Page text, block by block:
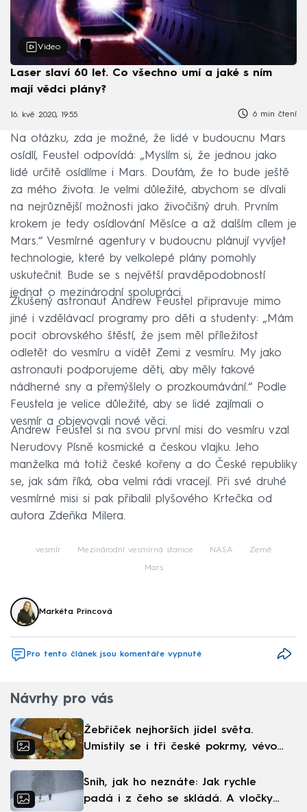
Video
Laser slaví 60 let. Co všechno umí a jaké s ním
mají vědci plány?
16. kvě 2020, 19:55 6 min čtení
Na otázku, zda je možné, že lidé v budoucnu Mars
osídlí, Feustel odpovídá: „Myslím si, že jednou jako
lidé určitě osídlíme i Mars. Doufám, že to bude ještě
za mého života. Je velmi důležité, abychom se dívali
na nejrůznější možnosti jako živočišný druh. Prvním
krokem je tedy osídlování Měsíce a až dalším cílem je
Mars.“ Vesmírné agentury v budoucnu plánují vyvíjet
technologie, které by velkolepé plány pomohly
uskutečnit. Bude se s největší pravděpodobností
jednat o mezinárodní spolupráci.
Zkušený astronaut Andrew Feustel připravuje mimo
jiné i vzdělávací programy pro děti a studenty: „Mám
pocit obrovského štěstí, že jsem měl příležitost
odletět do vesmíru a vidět Zemi z vesmíru. My jako
astronauti podporujeme děti, aby měly takové
nádherné sny a přemýšlely o prozkoumávání.“ Podle
Feustela je velice důležité, aby se lidé zajímali o
vesmír a objevovali nové věci.
Andrew Feustel si na svou první misi do vesmíru vzal
Nerudovy Písně kosmické a českou vlajku. Jeho
manželka má totiž české kořeny a do České republiky
se, jak sám říká, oba velmi rádi vracejí. Při své druhé
vesmírné misi si pak přibalil plyšového Krtečka od
autora Zdeňka Milera.
vesmír Mezinárodní vesmírná stanice NASA Země
Mars
Markéta Princová
Pro tento článek jsou komentáře vypnuté
Návrhy pro vás
Žebříček nejhorších jídel světa.
Umístily se i tři české pokrmy, vévodí
Sníh, jak ho neznáte: Jak rychle
padá i z čeho se skládá. A vločky